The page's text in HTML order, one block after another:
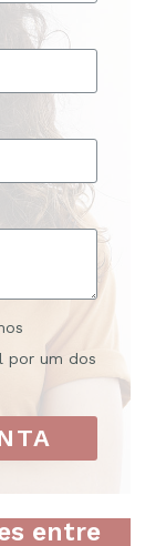
por um dos
entre